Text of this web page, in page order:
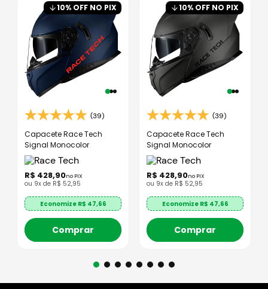
10% OFF NO PIX
(39)
Capacete Race Tech
Signal Monocolor
R$ 428,90no PIX
ou 9x de R$ 52,95
Economize R$ 47,66
Comprar
10% OFF NO PIX
(39)
Capacete Race Tech
Signal Monocolor
R$ 428,90no PIX
ou 9x de R$ 52,95
Economize R$ 47,66
Comprar